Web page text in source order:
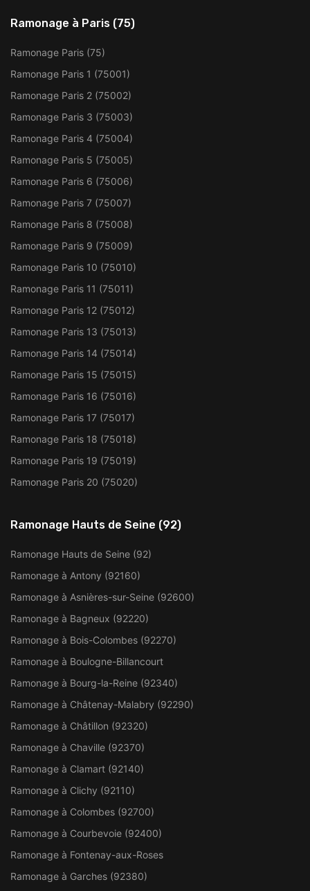
Ramonage à Paris (75)
Ramonage Paris (75)
Ramonage Paris 1 (75001)
Ramonage Paris 2 (75002)
Ramonage Paris 3 (75003)
Ramonage Paris 4 (75004)
Ramonage Paris 5 (75005)
Ramonage Paris 6 (75006)
Ramonage Paris 7 (75007)
Ramonage Paris 8 (75008)
Ramonage Paris 9 (75009)
Ramonage Paris 10 (75010)
Ramonage Paris 11 (75011)
Ramonage Paris 12 (75012)
Ramonage Paris 13 (75013)
Ramonage Paris 14 (75014)
Ramonage Paris 15 (75015)
Ramonage Paris 16 (75016)
Ramonage Paris 17 (75017)
Ramonage Paris 18 (75018)
Ramonage Paris 19 (75019)
Ramonage Paris 20 (75020)
Ramonage Hauts de Seine (92)
Ramonage Hauts de Seine (92)
Ramonage à Antony (92160)
Ramonage à Asnières-sur-Seine (92600)
Ramonage à Bagneux (92220)
Ramonage à Bois-Colombes (92270)
Ramonage à Boulogne-Billancourt
Ramonage à Bourg-la-Reine (92340)
Ramonage à Châtenay-Malabry (92290)
Ramonage à Châtillon (92320)
Ramonage à Chaville (92370)
Ramonage à Clamart (92140)
Ramonage à Clichy (92110)
Ramonage à Colombes (92700)
Ramonage à Courbevoie (92400)
Ramonage à Fontenay-aux-Roses
Ramonage à Garches (92380)